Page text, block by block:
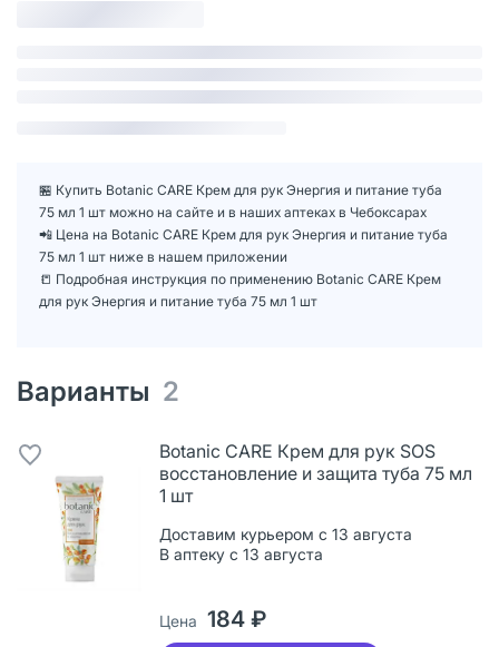
🏪 Купить Botanic CARE Крем для рук Энергия и питание туба
75 мл 1 шт можно на сайте и в наших аптеках в Чебоксарах
📲 Цена на Botanic CARE Крем для рук Энергия и питание туба
75 мл 1 шт ниже в нашем приложении
📒 Подробная инструкция по применению Botanic CARE Крем
для рук Энергия и питание туба 75 мл 1 шт
Варианты 2
Botanic CARE Крем для рук SOS
восстановление и защита туба 75 мл
1 шт
Доставим курьером с 13 августа
В аптеку с 13 августа
Цена 184 ₽